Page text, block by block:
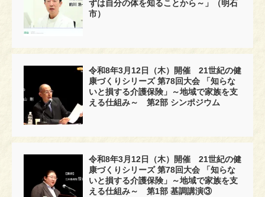
ずは自分の体を知ることから～」（明石
市）
令和8年3月12日（木）開催 21世紀の健
康づくりシリーズ 第78回大会 「知らな
いと損する介護保険」～地域で家族を支
える仕組み～ 第2部 シンポジウム
令和8年3月12日（木）開催 21世紀の健
康づくりシリーズ 第78回大会 「知らな
いと損する介護保険」～地域で家族を支
える仕組み～ 第1部 基調講演③